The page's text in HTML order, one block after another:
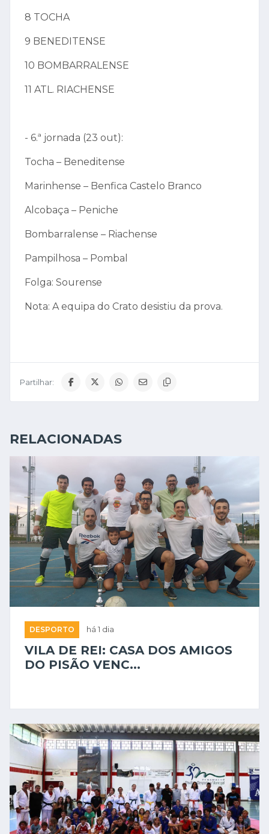
8 TOCHA
9 BENEDITENSE
10 BOMBARRALENSE
11 ATL. RIACHENSE
- 6.ª jornada (23 out):
Tocha – Beneditense
Marinhense – Benfica Castelo Branco
Alcobaça – Peniche
Bombarralense – Riachense
Pampilhosa – Pombal
Folga: Sourense
Nota: A equipa do Crato desistiu da prova.
Partilhar:
RELACIONADAS
DESPORTO há 1 dia
VILA DE REI: CASA DOS AMIGOS
DO PISÃO VENC...